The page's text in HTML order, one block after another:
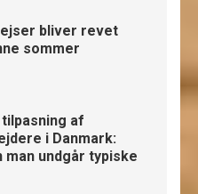
bliver revet
sommer
af
i Danmark:
man undgår typiske